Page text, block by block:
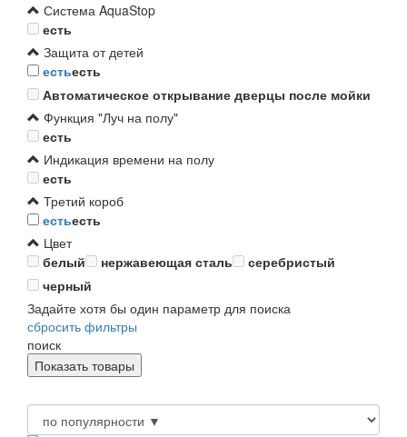
Система AquaStop
есть
Защита от детей
естьесть
Автоматическое открывание дверцы после мойки
Функция "Луч на полу"
есть
Индикация времени на полу
есть
Третий короб
естьесть
Цвет
белый
нержавеющая сталь
серебристый
черный
Задайте хотя бы один параметр для поиска
сбросить фильтры
поиск